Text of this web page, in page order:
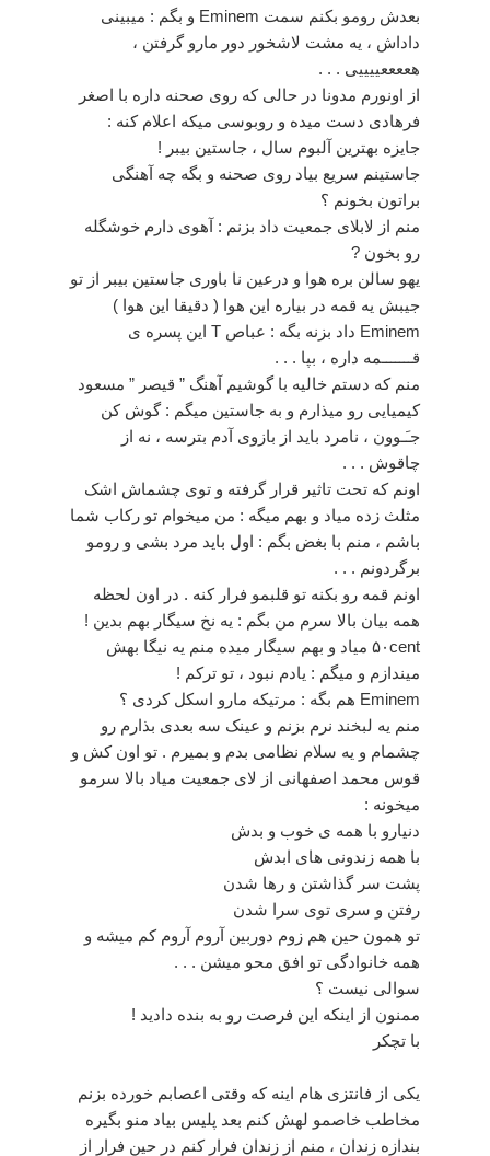
بعدش رومو بکنم سمت Eminem و بگم : میبینی
داداش ، یه مشت لاشخور دور مارو گرفتن ،
هععععییییی . . .
از اونورم مدونا در حالی که روی صحنه داره با اصغر
فرهادی دست میده و روبوسی میکه اعلام کنه :
جایزه بهترین آلبوم سال ، جاستین بیبر !
جاستینم سریع بیاد روی صحنه و بگه چه آهنگی
براتون بخونم ؟
منم از لابلای جمعیت داد بزنم : آهوی دارم خوشگله
رو بخون ?
یهو سالن بره هوا و درعین نا باوری جاستین بیبر از تو
جیبش یه قمه در بیاره این هوا ( دقیقا این هوا )
Eminem داد بزنه بگه : عباص T این پسره ی
قـــــــمه داره ، بپا . . .
منم که دستم خالیه با گوشیم آهنگ ” قیصر ” مسعود
کیمیایی رو میذارم و به جاستین میگم : گوش کن
جـَـوون ، نامرد باید از بازوی آدم بترسه ، نه از
چاقوش . . .
اونم که تحت تاثیر قرار گرفته و توی چشماش اشک
مثلث زده میاد و بهم میگه : من میخوام تو رکاب شما
باشم ، منم با بغض بگم : اول باید مرد بشی و رومو
برگردونم . . .
اونم قمه رو بکنه تو قلبمو فرار کنه . در اون لحظه
همه بیان بالا سرم من بگم : یه نخ سیگار بهم بدین !
۵۰cent میاد و بهم سیگار میده منم یه نیگا بهش
میندازم و میگم : یادم نبود ، تو ترکم !
Eminem هم بگه : مرتیکه مارو اسکل کردی ؟
منم یه لبخند نرم بزنم و عینک سه بعدی بذارم رو
چشمام و یه سلام نظامی بدم و بمیرم . تو اون کش و
قوس محمد اصفهانی از لای جمعیت میاد بالا سرمو
میخونه :
دنیارو با همه ی خوب و بدش
با همه زندونی های ابدش
پشت سر گذاشتن و رها شدن
رفتن و سری توی سرا شدن
تو همون حین هم زوم دوربین آروم آروم کم میشه و
همه خانوادگی تو افق محو میشن . . .
سوالی نیست ؟
ممنون از اینکه این فرصت رو به بنده دادید !
با تچکر
یکی از فانتزی هام اینه که وقتی اعصابم خورده بزنم
مخاطب خاصمو لهش کنم بعد پلیس بیاد منو بگیره
بندازه زندان ، منم از زندان فرار کنم در حین فرار از